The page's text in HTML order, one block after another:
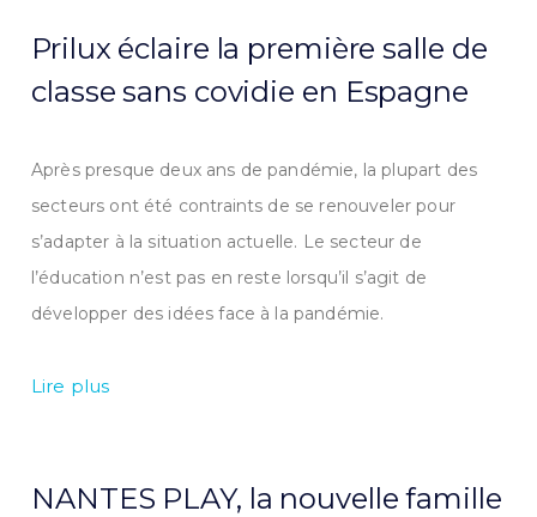
Prilux éclaire la première salle de
classe sans covidie en Espagne
Après presque deux ans de pandémie, la plupart des
secteurs ont été contraints de se renouveler pour
s’adapter à la situation actuelle. Le secteur de
l’éducation n’est pas en reste lorsqu’il s’agit de
développer des idées face à la pandémie.
Lire plus
NANTES PLAY, la nouvelle famille